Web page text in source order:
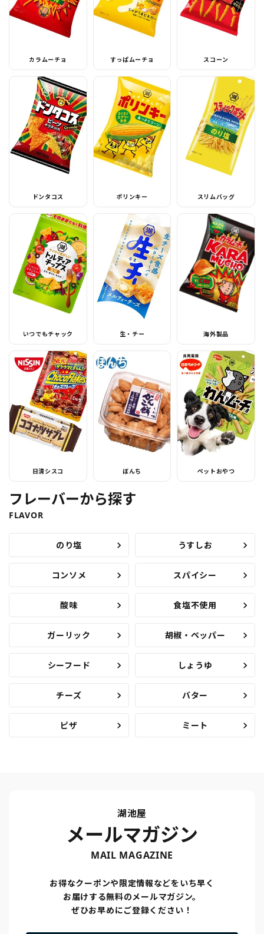
カラムーチョ すっぱムーチョ スコーン
ドンタコス ポリンキー スリムバッグ
いつでもチャック 生・チー 海外製品
日清シスコ ぼんち ペットおやつ
フレーバーから探す
FLAVOR
のり塩 うすしお
コンソメ スパイシー
酸味 食塩不使用
ガーリック 胡椒・ペッパー
シーフード しょうゆ
チーズ バター
ピザ ミート
湖池屋
メールマガジン
MAIL MAGAZINE
お得なクーポンや限定情報などをいち早く
お届けする無料のメールマガジン。
ぜひお早めにご登録ください！